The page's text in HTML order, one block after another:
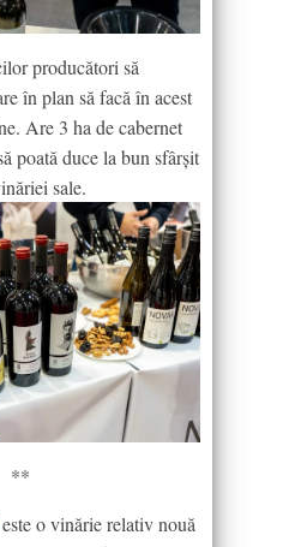
producători să
în plan să facă în acest
Are 3 ha de cabernet
poată duce la bun sfârșit
sale.
**
este o vinărie relativ nouă